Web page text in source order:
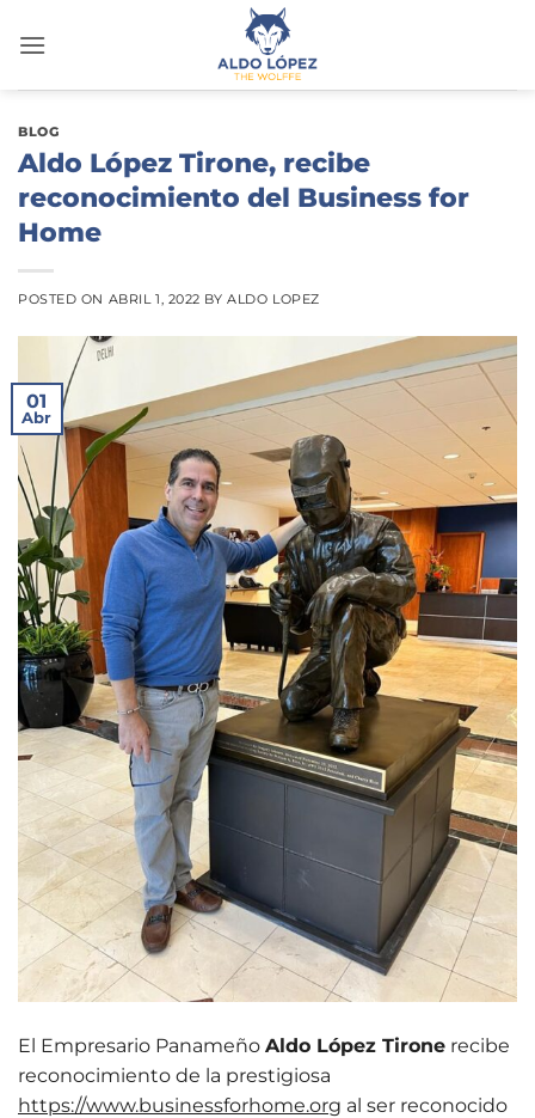
BLOG
Aldo López Tirone, recibe
reconocimiento del Business for
Home
POSTED ON ABRIL 1, 2022 BYALDO LOPEZ
01
Abr
El Empresario Panameño Aldo López Tirone recibe
reconocimiento de la prestigiosa
https://www.businessforhome.org al ser reconocido